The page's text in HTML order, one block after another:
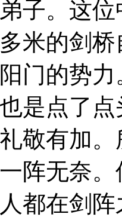
子。这
米的剑
门的势
是点了
敬有加
阵无奈
都在剑